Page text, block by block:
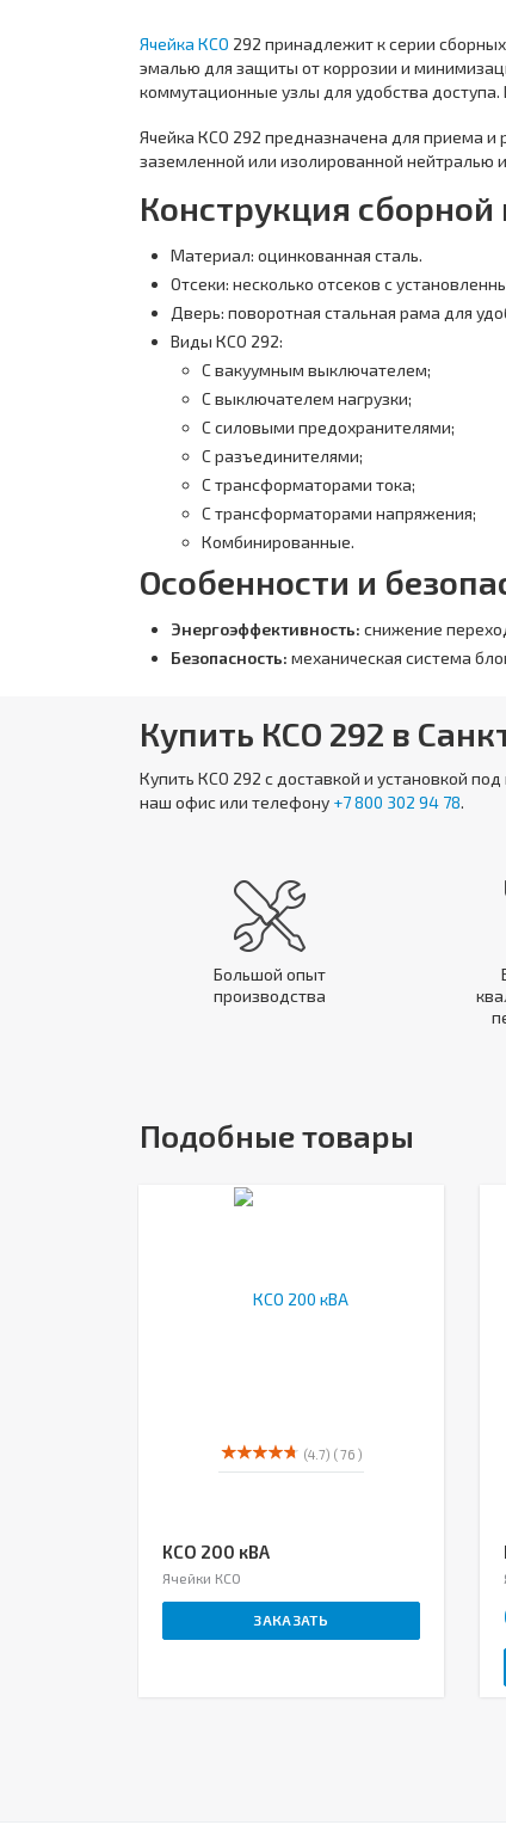
Ячейка КСО 292 принадлежит к серии
эмалью для защиты от коррозии и
коммутационные узлы для удобства
Ячейка КСО 292 предназначена для приема и
заземленной или изолированной нейтралью
Конструкция
Материал: оцинкованная сталь.
Отсеки: несколько отсеков с
Дверь: поворотная стальная рама для
Виды КСО 292:
С вакуумным выключателем;
С выключателем нагрузки;
С силовыми предохранителями;
С разъединителями;
С трансформаторами тока;
С трансформаторами напряжения;
Комбинированные.
Особенности и
Энергоэффективность: снижение
Безопасность: механическая система
Купить КСО 292 в
Купить КСО 292 с доставкой и установкой
наш офис или телефону +7 800 302 94 78.
Большой опыт
производства
Подобные товары
(4.7) ( 76 )
КСО 200 кВА
Ячейки КСО
ЗАКАЗАТЬ